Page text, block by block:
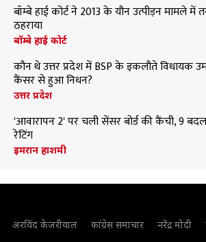
बॉम्बे हाई कोर्ट ने 2013 के यौन उत्पीड़न मामले
ठहराया
बॉम्बे हाई कोर्ट
कौन थे उत्तर प्रदेश में BSP के इकलौते विधायक
कैंसर से हुआ निधन?
उत्तर प्रदेश
'आवारापन 2' पर चली सेंसर बोर्ड की कैंची, 9
रेटिंग
इमरान हाशमी
अरविंद केजरीवाल कांग्रेस समाचार नरेंद्र मोदी